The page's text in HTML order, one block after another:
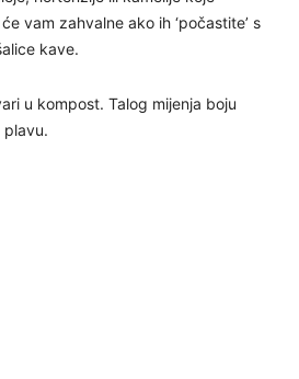
vam zahvalne ako ih ‘počastite’ s
kave.
u kompost. Talog mijenja boju
plavu.